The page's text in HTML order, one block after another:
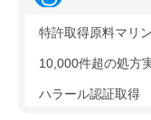
特許取得原料マリ
10,000件超の処方
ハラール認証取得